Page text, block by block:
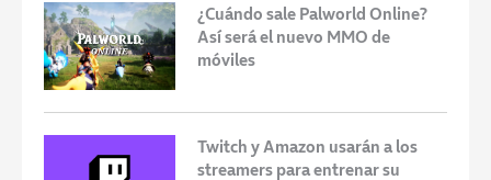
¿Cuándo sale Palworld Online?
Así será el nuevo MMO de
móviles
Twitch y Amazon usarán a los
streamers para entrenar su